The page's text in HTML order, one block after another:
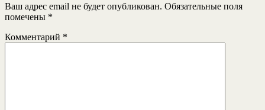
Ваш адрес email не будет опубликован. Обязательные поля
помечены *
Комментарий *